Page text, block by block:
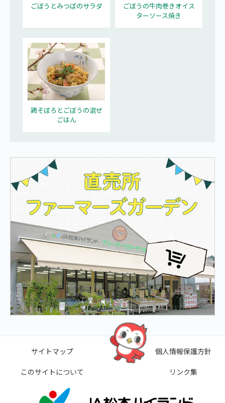
ごぼうとみつばのサラダ
ごぼうの牛肉巻きオイス
ターソース焼き
鶏そぼろとごぼうの混ぜ
ごはん
サイトマップ
このサイトについて
個人情報保護方針
リンク集